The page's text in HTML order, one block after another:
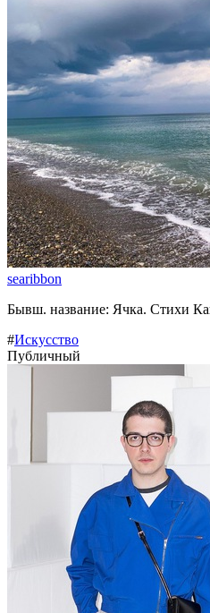
searibbon
Бывш. название: Ячка. Стихи
#Искусство
Публичный